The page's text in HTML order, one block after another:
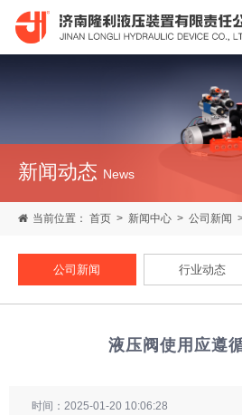
新闻动态 News
当前位置： 首页 > 新闻中心 > 公司新闻
公司新闻 行业动态
液压阀使用应遵
时间：2025-01-20 10:06:28